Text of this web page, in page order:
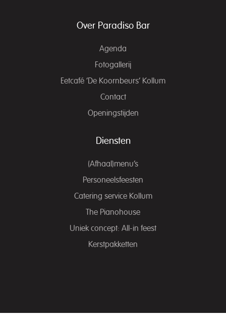
Over Paradiso Bar
Agenda
Fotogallerij
Eetcafé ‘De Koornbeurs’ Kollum
Contact
Openingstijden
Diensten
(Afhaal)menu’s
Personeelsfeesten
Catering service Kollum
The Pianohouse
Uniek concept: All-in feest
Kerstpakketten